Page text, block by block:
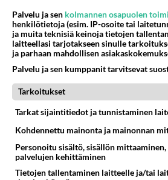
Saattavat hieman ylenkatsoa
Äänestä
Anonyymi
2024-02-27 23:33:56
Kullimaattori on sekava trollaaja.
Äänestä
Anonyymi
2024-02-27 23:38:12
Palvelu ja sen kolmannen osapuolen
henkilötietoja (esim. IP-osoite tai
ja muita teknisiä keinoja tietojen
laitteellasi tarjotakseen sinulle
ja parhaan mahdollisen
Palvelu ja sen kumppanit tarvitsevat
Tarkoitukset
Tarkat sijaintitiedot ja tunnistaminen
Kohdennettu mainonta ja mainonnan
Personoitu sisältö, sisällön
palvelujen kehittäminen
Tietojen tallentaminen laitteelle ja/tai